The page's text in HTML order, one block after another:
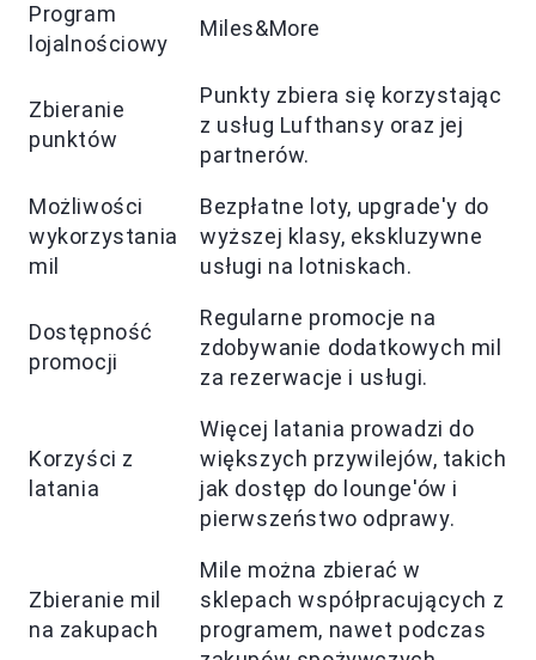
Program
lojalnościowy
Miles&More
Zbieranie
punktów
Punkty zbiera się korzystając
z usług Lufthansy oraz jej
partnerów.
Możliwości
wykorzystania
mil
Bezpłatne loty, upgrade'y do
wyższej klasy, ekskluzywne
usługi na lotniskach.
Dostępność
promocji
Regularne promocje na
zdobywanie dodatkowych mil
za rezerwacje i usługi.
Korzyści z
latania
Więcej latania prowadzi do
większych przywilejów, takich
jak dostęp do lounge'ów i
pierwszeństwo odprawy.
Zbieranie mil
na zakupach
Mile można zbierać w
sklepach współpracujących z
programem, nawet podczas